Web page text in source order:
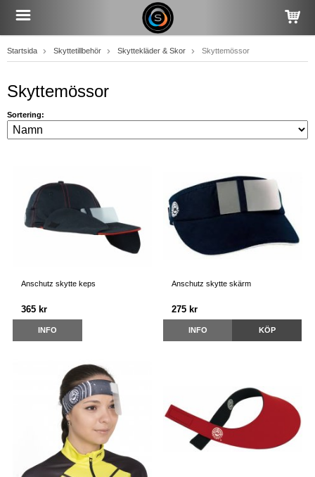
Startsida Skyttetillbehör Skyttekläder & Skor Skyttemössor
Skyttemössor
Sortering:
Anschutz skytte keps
365 kr
INFO
Anschutz skytte skärm
275 kr
INFO KÖP